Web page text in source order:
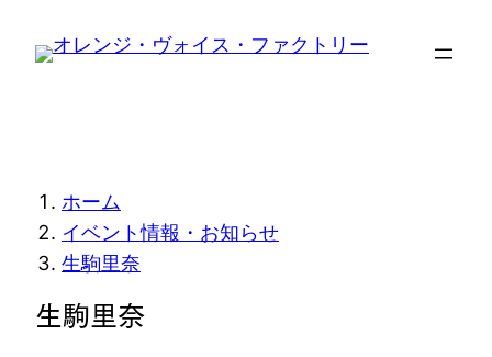
現
在
位
置
ホーム
イベント情報・お知らせ
生駒里奈
生駒里奈